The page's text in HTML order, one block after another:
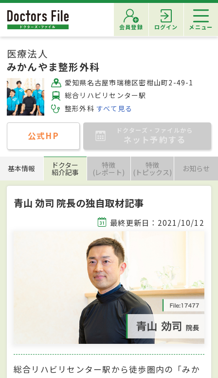
会員登録 ログイン メニュー
医療法人
みかんやま整形外科
愛知県名古屋市瑞穂区密柑山町2-49-1
総合リハビリセンター駅
整形外科 すべて見る
公式HP ドクターズ・ファイルから
ネット予約する
基本情報 ドクター
紹介記事
特徴
(レポート)
特徴
(トピックス) お知らせ
青山 効司 院長の独自取材記事
最終更新日：2021/10/12
総合リハビリセンター駅から徒歩圏内の「みか